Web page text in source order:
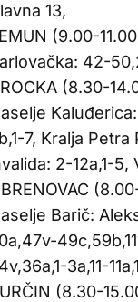
13,
(9.00-
42-
(8.30-
7, Kralja
2-12a,1-5,
Barič:
3a,11-
(8.30-